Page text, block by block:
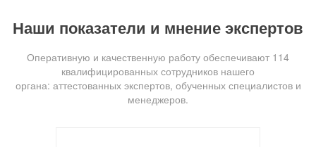
Наши показатели и мнение экспертов
Оперативную и качественную работу обеспечивают 114
квалифицированных сотрудников нашего
органа: аттестованных экспертов, обученных специалистов и
менеджеров.